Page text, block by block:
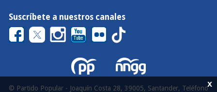
Suscríbete a nuestros canales
© Partido Popular - Joaquín Costa 28, 39005, Santander, Teléfonox